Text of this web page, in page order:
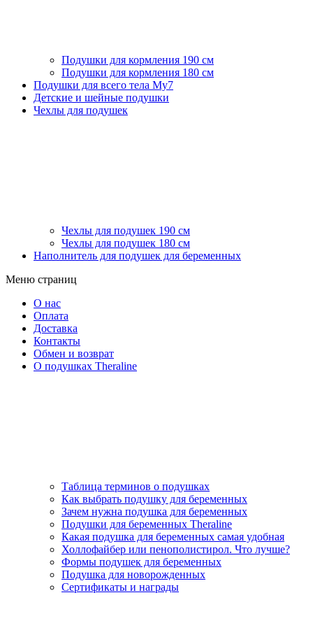
Подушки для кормления 190 см
Подушки для кормления 180 см
Подушки для всего тела My7
Детские и шейные подушки
Чехлы для подушек
Чехлы для подушек 190 см
Чехлы для подушек 180 см
Наполнитель для подушек для беременных
Меню страниц
О нас
Оплата
Доставка
Контакты
Обмен и возврат
О подушках Theraline
Таблица терминов о подушках
Как выбрать подушку для беременных
Зачем нужна подушка для беременных
Подушки для беременных Theraline
Какая подушка для беременных самая удобная
Холлофайбер или пенополистирол. Что лучше?
Формы подушек для беременных
Подушка для новорожденных
Сертификаты и награды